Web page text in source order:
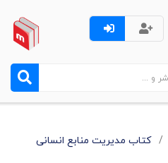
کتاب مدیریت منابع انسانی